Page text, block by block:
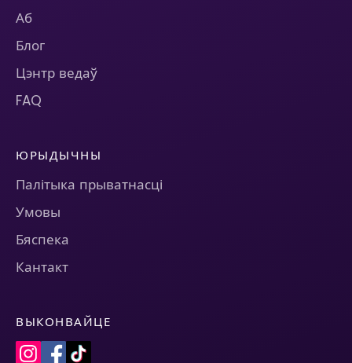
Аб
Блог
Цэнтр ведаў
FAQ
ЮРЫДЫЧНЫ
Палітыка прыватнасці
Умовы
Бяспека
Кантакт
ВЫКОНВАЙЦЕ